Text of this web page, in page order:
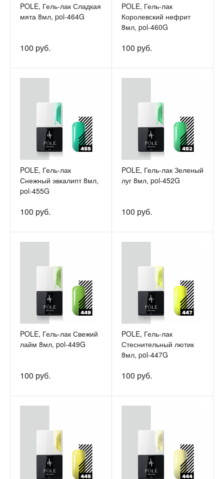
POLE, Гель-лак Сладкая
мята 8мл, pol-464G
100 руб.
POLE, Гель-лак
Королевский нефрит
8мл, pol-460G
100 руб.
POLE, Гель-лак
Снежный эвкалипт 8мл,
pol-455G
100 руб.
POLE, Гель-лак Зеленый
луг 8мл, pol-452G
100 руб.
POLE, Гель-лак Свежий
лайм 8мл, pol-449G
100 руб.
POLE, Гель-лак
Стеснительный лютик
8мл, pol-447G
100 руб.